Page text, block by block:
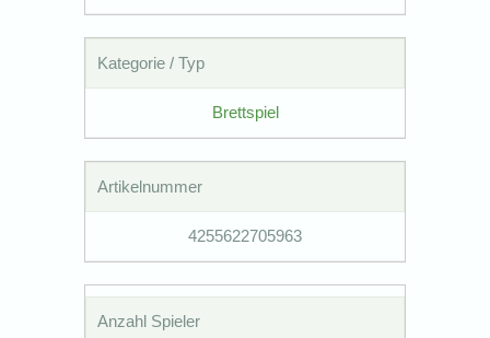
Kategorie / Typ
Brettspiel
Artikelnummer
4255622705963
Anzahl Spieler